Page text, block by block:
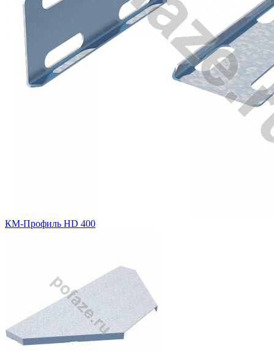
КМ-Профиль HD 400